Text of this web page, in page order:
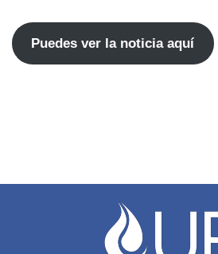
Puedes ver la noticia aquí